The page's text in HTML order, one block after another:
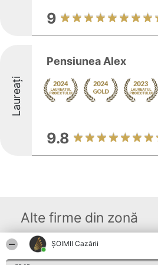
ȘOIMII Cazării
9
Laureați
Pensiunea Alex
9.8
Alte firme din zonă
Organizator Ranking Plebiscyt